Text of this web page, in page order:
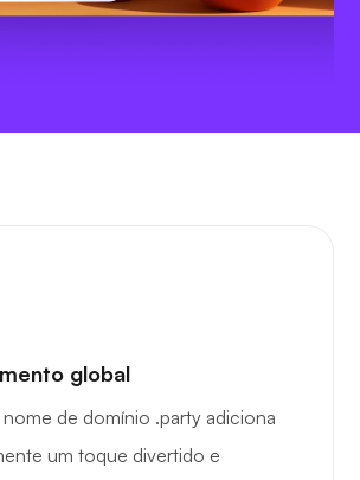
global
de domínio .party adiciona
um toque divertido e